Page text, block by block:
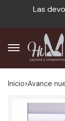
Las
Inicio avance